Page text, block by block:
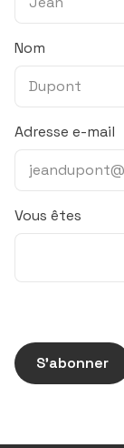
Nom
Adresse e-mail
Vous êtes
S’abonner